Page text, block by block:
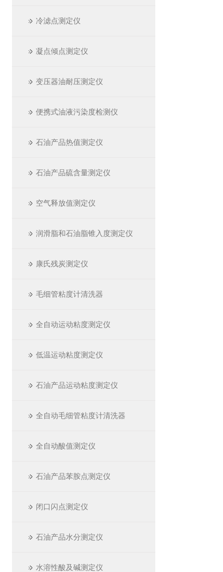
冷滤点测定仪
凝点倾点测定仪
变压器油耐压测定仪
便携式油液污染度检测仪
石油产品热值测定仪
石油产品硫含量测定仪
空气释放值测定仪
润滑脂和石油脂锥入度测定仪
康氏残炭测定仪
毛细管粘度计清洗器
全自动运动粘度测定仪
低温运动粘度测定仪
石油产品运动粘度测定仪
全自动毛细管粘度计清洗器
全自动酸值测定仪
石油产品苯胺点测定仪
闭口闪点测定仪
石油产品水分测定仪
水溶性酸及碱测定仪